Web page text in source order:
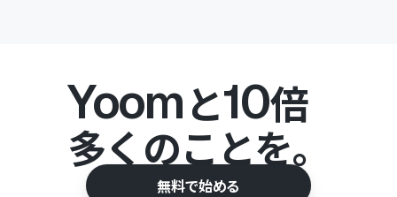
Yoomと10倍
多くのことを。
無料で始める